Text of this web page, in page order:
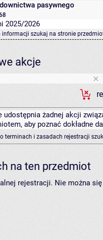
pasywnego
2025/2026
informacji szukaj na stronie
akcje
udostępnia żadnej akcji
aby poznać dokładne
terminach i zasadach rejestracji
na ten przedmiot
rejestracji. Nie można